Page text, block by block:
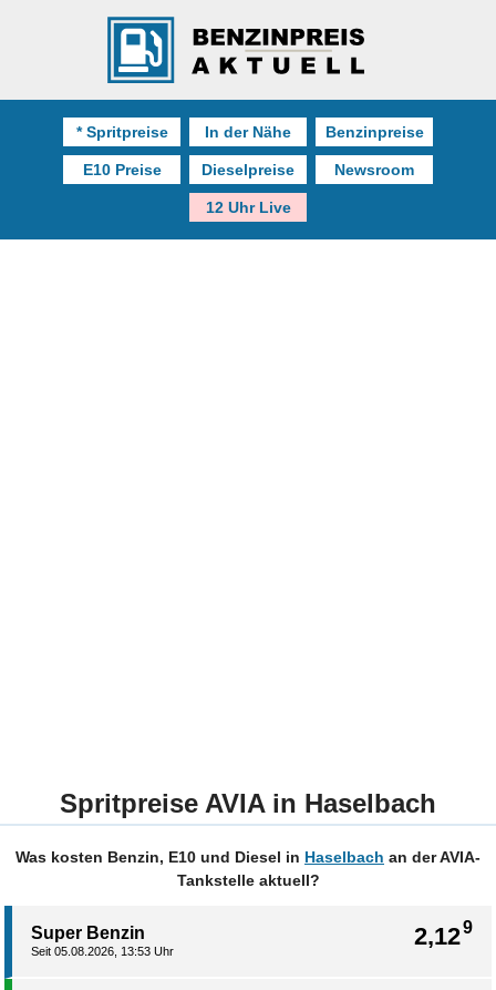
* Spritpreise In der Nähe Benzinpreise
E10 Preise Dieselpreise Newsroom
12 Uhr Live
Spritpreise AVIA in Haselbach
Was kosten Benzin, E10 und Diesel in Haselbach an der AVIA-
Tankstelle aktuell?
2,129
Super Benzin
Seit 05.08.2026, 13:53 Uhr